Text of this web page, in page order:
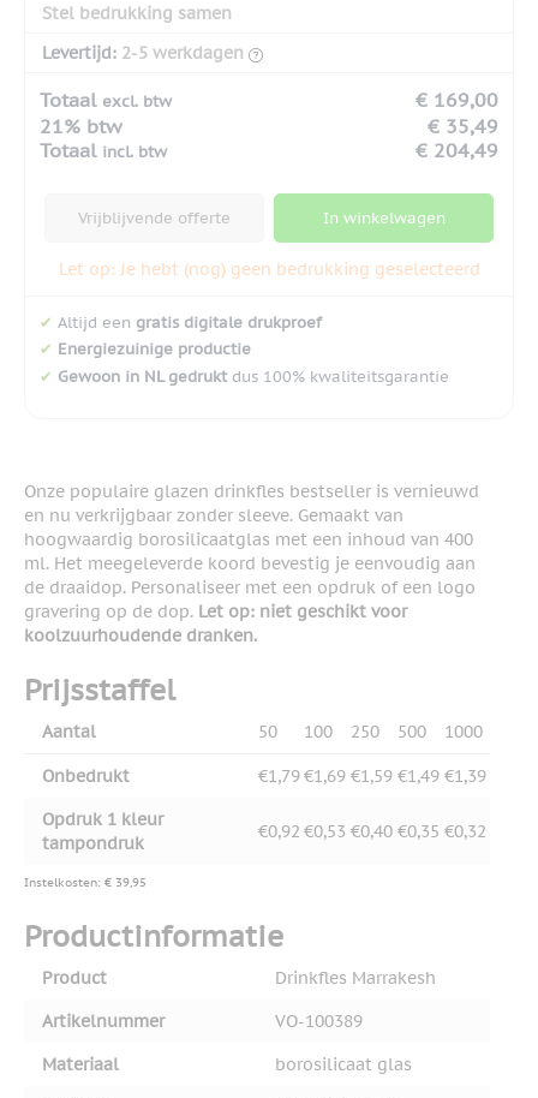
Stel bedrukking samen
Levertijd: 2-5 werkdagen
Totaal excl. btw
€ 169,00
21% btw
€ 35,49
Totaal incl. btw € 204,49
Vrijblijvende offerte In winkelwagen
Let op: Je hebt (nog) geen bedrukking geselecteerd
✔ Altijd een gratis digitale drukproef
✔ Energiezuinige productie
✔ Gewoon in NL gedruktdus 100% kwaliteitsgarantie
Onze populaire glazen drinkfles bestseller is vernieuwd
en nu verkrijgbaar zonder sleeve. Gemaakt van
hoogwaardig borosilicaatglas met een inhoud van 400
ml. Het meegeleverde koord bevestig je eenvoudig aan
de draaidop. Personaliseer met een opdruk of een logo
gravering op de dop. Let op: niet geschikt voor
koolzuurhoudende dranken.
Prijsstaffel
Aantal 50 100 250 500 1000
Onbedrukt €1,79€1,69 €1,59 €1,49 €1,39
Opdruk 1 kleur
tampondruk
€0,92 €0,53 €0,40 €0,35 €0,32
Instelkosten: € 39,95
Productinformatie
Product
Drinkfles Marrakesh
Artikelnummer
VO-100389
Materiaal
borosilicaat glas